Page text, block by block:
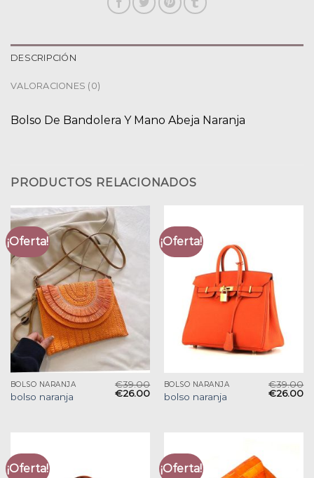
DESCRIPCIÓN
VALORACIONES (0)
Bolso De Bandolera Y Mano Abeja Naranja
PRODUCTOS RELACIONADOS
¡Oferta!
BOLSO NARANJA
bolso naranja
€39.00
€26.00
¡Oferta!
BOLSO NARANJA
bolso naranja
€39.00
€26.00
¡Oferta! ¡Oferta!